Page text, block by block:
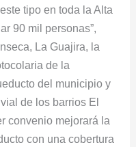
tipo en toda la Alta
90 mil personas”,
La Guajira, la
de la
del municipio y
de los barrios El
convenio mejorará la
con una cobertura